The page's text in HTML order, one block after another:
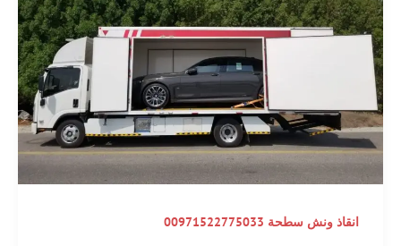
انقاذ ونش سطحة 00971522775033